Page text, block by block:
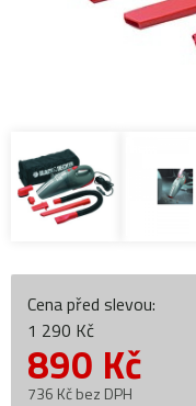
Cena před slevou:
1 290 Kč
890 Kč
736 Kč bez DPH